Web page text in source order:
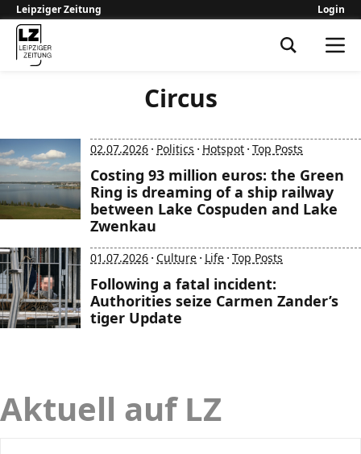
Leipziger Zeitung Login
Circus
02.07.2026 · Politics · Hotspot · Top Posts
Costing 93 million euros: the Green
Ring is dreaming of a ship railway
between Lake Cospuden and Lake
Zwenkau
01.07.2026 · Culture · Life · Top Posts
Following a fatal incident:
Authorities seize Carmen Zander’s
tiger Update
Aktuell auf LZ